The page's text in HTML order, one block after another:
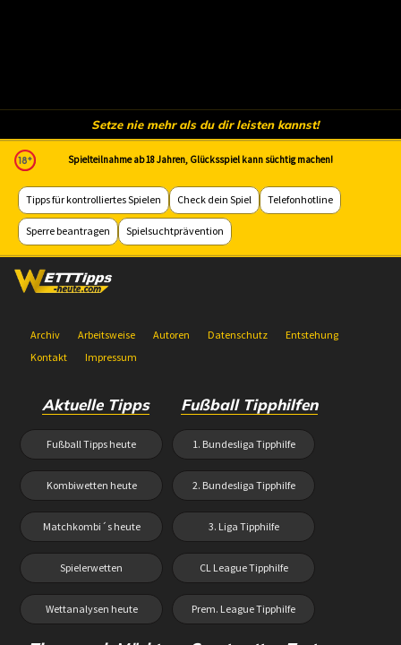
Setze nie mehr als du dir leisten kannst!
Spielteilnahme ab 18 Jahren, Glücksspiel kann süchtig machen!
Tipps für kontrolliertes Spielen Check dein Spiel Telefonhotline
Sperre beantragen Spielsuchtprävention
Archiv Arbeitsweise Autoren Datenschutz
Entstehung
Kontakt
Impressum
Aktuelle Tipps
Fußball Tipps heute
Kombiwetten heute
Matchkombi´s heute
Spielerwetten
Wettanalysen heute
Fußball Tipphilfen
1. Bundesliga Tipphilfe
2. Bundesliga Tipphilfe
3. Liga Tipphilfe
CL League Tipphilfe
Prem. League Tipphilfe